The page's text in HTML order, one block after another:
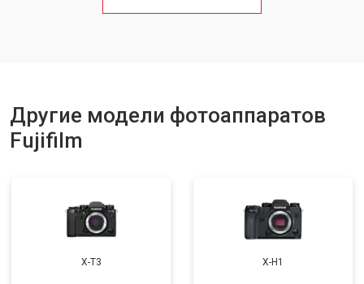
Другие модели фотоаппаратов
Fujifilm
X-T3 X-H1